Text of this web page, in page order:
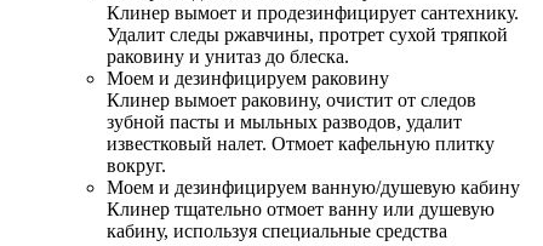
Клинер вымоет и продезинфицирует сантехнику.
Удалит следы ржавчины, протрет сухой тряпкой
раковину и унитаз до блеска.
Моем и дезинфицируем раковину
Клинер вымоет раковину, очистит от следов
зубной пасты и мыльных разводов, удалит
известковый налет. Отмоет кафельную плитку
вокруг.
Моем и дезинфицируем ванную/душевую кабину
Клинер тщательно отмоет ванну или душевую
кабину, используя специальные средства